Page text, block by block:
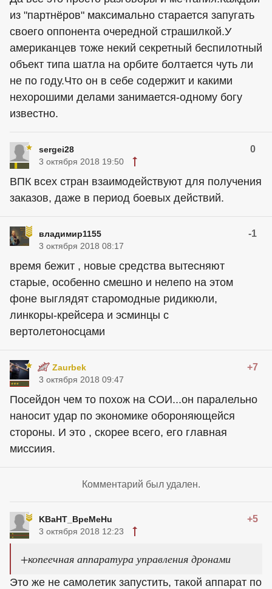
из "партнёров" максимально старается запугать
своего оппонента очередной страшилкой.У
американцев тоже некий секретный беспилотный
объект типа шатла на орбите болтается чуть ли
не по году.Что он в себе содержит и какими
нехорошими делами занимается-одному богу
известно.
sergei28 0
3 октября 2018 19:50
ВПК всех стран взаимодействуют для получения
заказов, даже в период боевых действий.
владимир1155 -1
3 октября 2018 08:17
время бежит , новые средства вытесняют
старые, особенно смешно и нелепо на этом
фоне выглядят старомодные ридикюли,
линкоры-крейсера и эсминцы с
вертолетоносцами
Zaurbek +7
3 октября 2018 09:47
Посейдон чем то похож на СОИ...он паралельно
наносит удар по экономике обороняющейся
стороны. И это , скорее всего, его главная
миссиия.
Комментарий был удален.
KBaHT_BpeMeHu +5
3 октября 2018 12:23
+копеечная аппаратура управления дронами
Это же не самолетик запустить, такой аппарат по